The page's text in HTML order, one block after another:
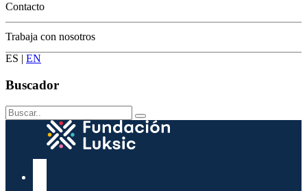
Contacto
Trabaja con nosotros
ES | EN
Buscador